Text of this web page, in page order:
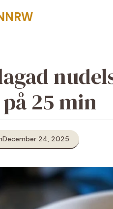
25 min
December 24, 2025